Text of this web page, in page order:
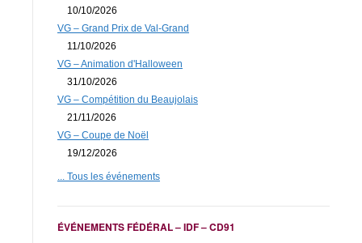
10/10/2026
VG – Grand Prix de Val-Grand
11/10/2026
VG – Animation d'Halloween
31/10/2026
VG – Compétition du Beaujolais
21/11/2026
VG – Coupe de Noël
19/12/2026
... Tous les événements
ÉVÉNEMENTS FÉDÉRAL – IDF – CD91